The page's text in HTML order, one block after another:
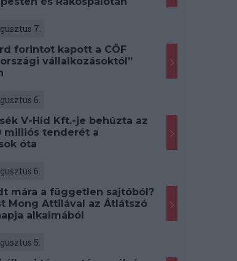
7.
forintot kapott a CÖF
vállalkozásoktól”
6.
V-Híd Kft.-je behúzta az
milliós tenderét a
óta
6.
mára a független sajtóból?
Mong Attilával az Átlátszó
alkalmából
5.